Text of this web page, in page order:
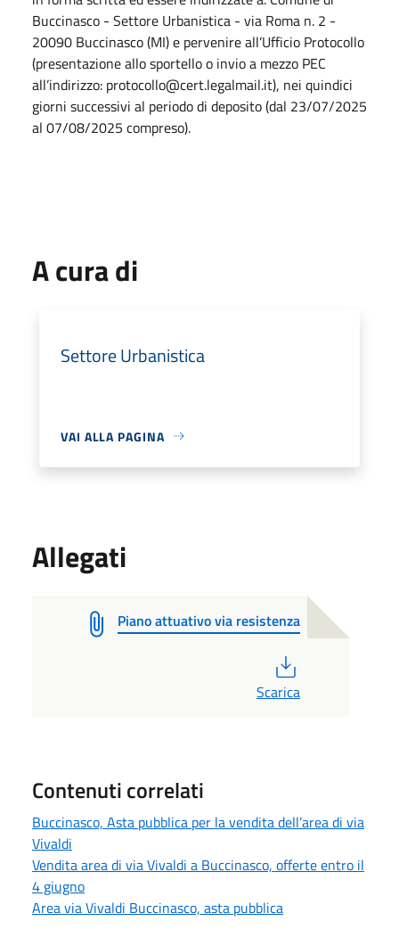
Buccinasco - Settore Urbanistica - via Roma n. 2 -
20090 Buccinasco (MI) e pervenireall’Ufficio Protocollo
(presentazioneallosportelloo invioa mezzo PEC
all’indirizzo: protocollo@cert.legalmail.it), nei quindici
giorni successivi al periodo di deposito (dal 23/07/2025
al 07/08/2025 compreso).
A cura di
Settore Urbanistica
VAI ALLA PAGINA
Allegati
Piano attuativo via resistenza
Scarica
Contenuti correlati
Buccinasco, Asta pubblica per la vendita dell’area di via
Vivaldi
Vendita area di via Vivaldi a Buccinasco, offerte entro il
4 giugno
Area via Vivaldi Buccinasco, asta pubblica